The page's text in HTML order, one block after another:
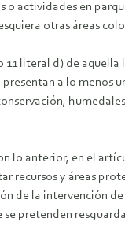
actividades en
otras áreas
11 literal d) de
a lo menos
lo anterior, en el
recursos y áreas
de la intervención
pretenden